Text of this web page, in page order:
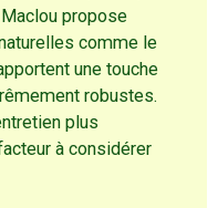
propose
comme le
une touche
robustes.
plus
à considérer